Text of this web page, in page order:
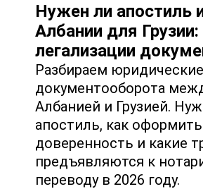
Нужен ли апостиль
Албании для
легализации
Разбираем
документооборота
Албанией и Грузией.
апостиль, как оформить
доверенность и какие
предъявляются к
переводу в 2026 году.